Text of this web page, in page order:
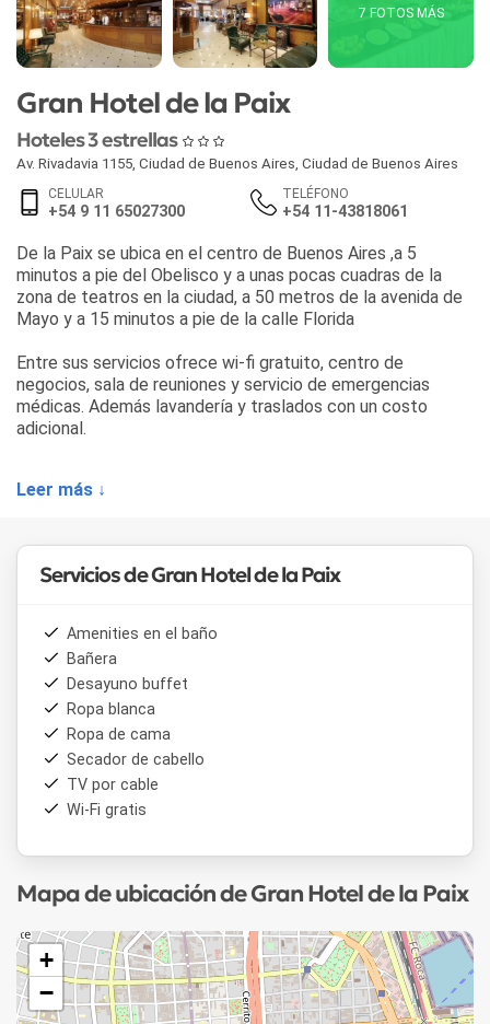
7 FOTOS MÁS
Gran Hotel de la Paix
Hoteles 3 estrellas
Av. Rivadavia 1155 Ciudad de Buenos Aires Ciudad de Buenos Aires
CELULAR
+54 9 11 65027300
TELÉFONO
+54 11-43818061
De la Paix se ubica en el centro de Buenos Aires ,a 5
minutos a pie del Obelisco y a unas pocas cuadras de la
zona de teatros en la ciudad, a 50 metros de la avenida de
Mayo y a 15 minutos a pie de la calle Florida
Entre sus servicios ofrece wi-fi gratuito, centro de
negocios, sala de reuniones y servicio de emergencias
médicas. Además lavandería y traslados con un costo
adicional.
información turística. El hotel se encuentra adaptado para
Leer más ↓
Servicios de Gran Hotel de la Paix
Amenities en el baño
Bañera
Desayuno buffet
Ropa blanca
Ropa de cama
Secador de cabello
TV por cable
Wi-Fi gratis
Mapa de ubicación de Gran Hotel de la Paix
+
−